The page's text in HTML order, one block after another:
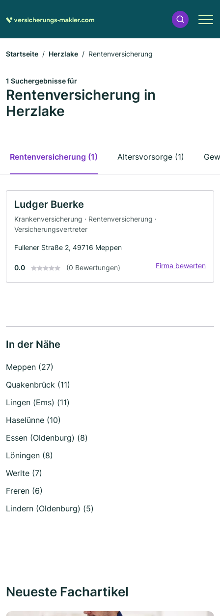
Startseite Herzlake Rentenversicherung
1 Suchergebnisse für
Rentenversicherung in
Herzlake
Rentenversicherung (1) Altersvorsorge (1)
Ludger Buerke
Krankenversicherung · Rentenversicherung ·
Versicherungsvertreter
Fullener Straße 2, 49716 Meppen
0.0 (0 Bewertungen) Firma bewerten
In der Nähe
Meppen (27)
Quakenbrück (11)
Lingen (Ems) (11)
Haselünne (10)
Essen (Oldenburg) (8)
Löningen (8)
Werlte (7)
Freren (6)
Lindern (Oldenburg) (5)
Neueste Fachartikel